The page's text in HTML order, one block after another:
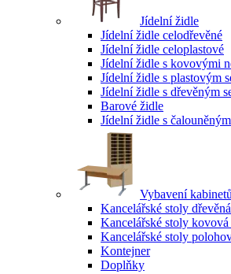
Jídelní židle
Jídelní židle celodřevěné
Jídelní židle celoplastové
Jídelní židle s kovovými
Jídelní židle s plastovým
Jídelní židle s dřevěným
Barové židle
Jídelní židle s
Vybavení kabinetů
Kancelářské stoly
Kancelářské stoly
Kancelářské stoly
Kontejner
Doplňky